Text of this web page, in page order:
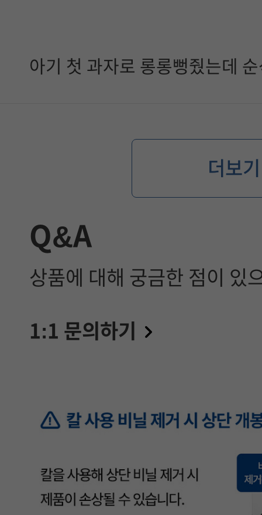
아기 첫 과자로 롱롱뻥줬는데
더보기
Q&A
상품에 대해 궁금한 점이 있
1:1 문의하기